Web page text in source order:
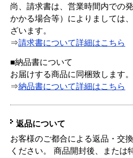
尚、請求書は、営業時間内での
かかる場合等）によりましては
ざいます。
⇒請求書について詳細はこちら
■納品書について
お届けする商品に同梱致します。
⇒納品書について詳細はこちら
返品について
お客様のご都合による返品・交
ください。 商品開封後、または